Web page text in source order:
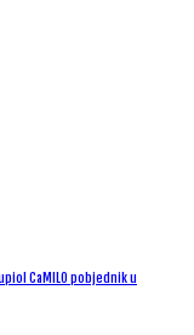
CaMILO pobjednik u